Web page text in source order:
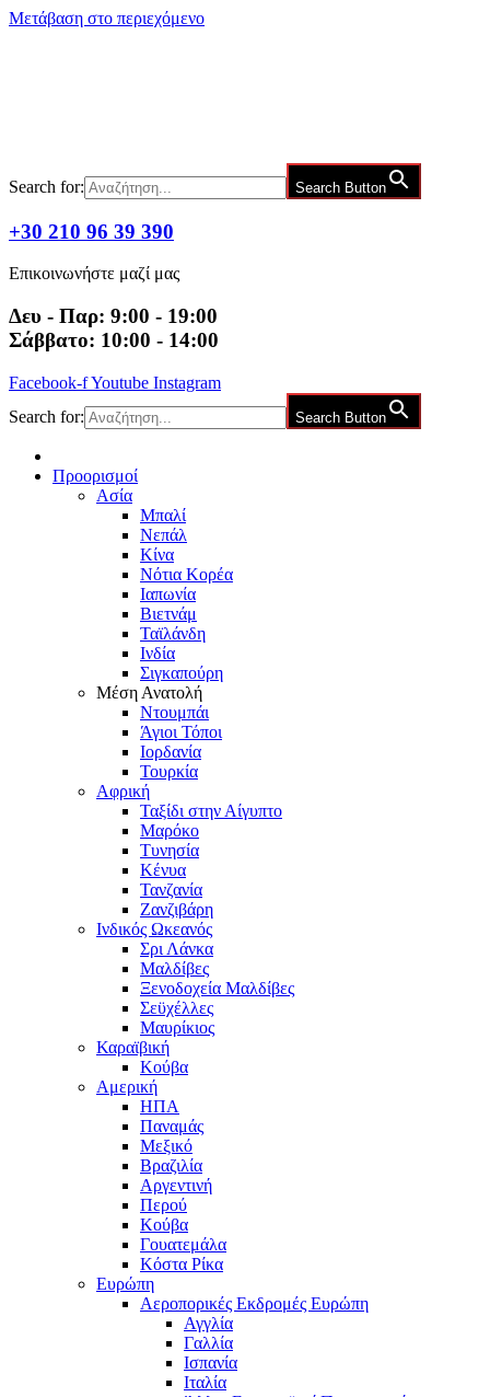
Μετάβαση στο περιεχόμενο
Search for: Search Button
+30 210 96 39 390
Επικοινωνήστε μαζί μας
Δευ - Παρ: 9:00 - 19:00
Σάββατο: 10:00 - 14:00
Facebook-fYoutube Instagram
Search for:
Search Button
Προορισμοί
Ασία
Μπαλί
Νεπάλ
Κίνα
Νότια Κορέα
Ιαπωνία
Βιετνάμ
Ταϊλάνδη
Ινδία
Σιγκαπούρη
Μέση Ανατολή
Ντουμπάι
Άγιοι Τόποι
Ιορδανία
Τουρκία
Αφρική
Ταξίδι στην Αίγυπτο
Μαρόκο
Τυνησία
Κένυα
Τανζανία
Ζανζιβάρη
Ινδικός Ωκεανός
Σρι Λάνκα
Μαλδίβες
Ξενοδοχεία Μαλδίβες
Σεϋχέλλες
Μαυρίκιος
Καραϊβική
Κούβα
Αμερική
ΗΠΑ
Παναμάς
Μεξικό
Βραζιλία
Αργεντινή
Περού
Κούβα
Γουατεμάλα
Κόστα Ρίκα
Ευρώπη
Αεροπορικές Εκδρομές Ευρώπη
Αγγλία
Γαλλία
Ισπανία
Ιταλία